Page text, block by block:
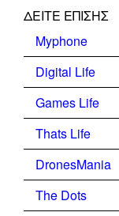
ΔΕΊΤΕ ΕΠΊΣΗΣ
Myphone
Digital Life
Games Life
Thats Life
DronesMania
The Dots